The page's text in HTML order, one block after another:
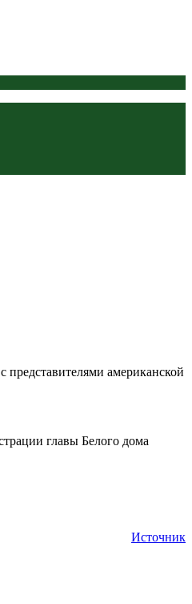
американской
главы Белого дома
Источник